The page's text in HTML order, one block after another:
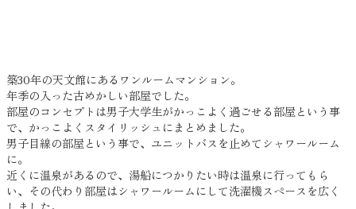
築30年の天文館にあるワンルームマンション。
年季の入った古めかしい部屋でした。
部屋のコンセプトは男子大学生がかっこよく過ごせる部屋という事
で、かっこよくスタイリッシュにまとめました。
男子目線の部屋という事で、ユニットバスを止めてシャワールーム
に。
近くに温泉があるので、湯船につかりたい時は温泉に行ってもら
い、その代わり部屋はシャワールームにして洗濯機スペースを広く